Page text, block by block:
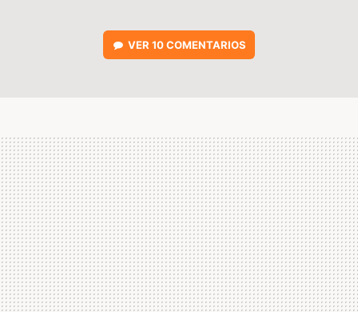
VER 10 COMENTARIOS